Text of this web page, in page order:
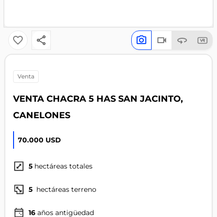
venta
VENTA CHACRA 5 HAS SAN JACINTO,
CANELONES
70.000 USD
5 hectáreas totales
5 hectáreas terreno
16 años antigüedad